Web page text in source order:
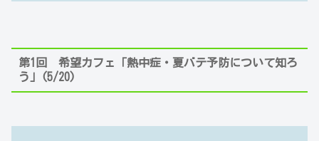
第1回 希望カフェ「熱中症・夏バテ予防について知ろ
う」(5/20)